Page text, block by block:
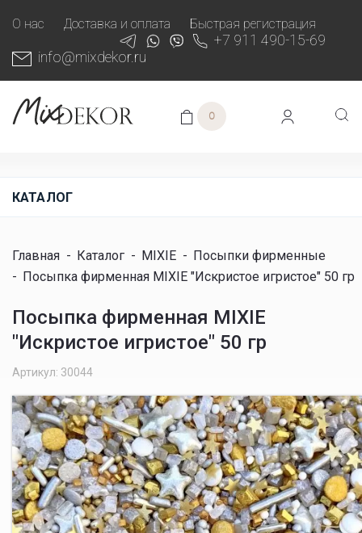
О нас Доставка и оплата Быстрая регистрация
+7 911 490-15-69
info@mixdekor.ru
0
КАТАЛОГ
Главная - Каталог - MIXIE - Посыпки фирменные
- Посыпка фирменная MIXIE "Искристое игристое" 50 гр
Посыпка фирменная MIXIE
"Искристое игристое" 50 гр
Артикул: 30044